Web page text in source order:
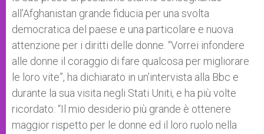
all’Afghanistan grande fiducia per una svolta
democratica del paese e una particolare e nuova
attenzione per i diritti delle donne. “Vorrei infondere
alle donne il coraggio di fare qualcosa per migliorare
le loro vite”, ha dichiarato in un’intervista alla Bbc e
durante la sua visita negli Stati Uniti, e ha più volte
ricordato: “Il mio desiderio più grande è ottenere
maggior rispetto per le donne ed il loro ruolo nella